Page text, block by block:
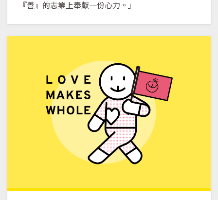
『善』的志業上奉獻一份心力。」